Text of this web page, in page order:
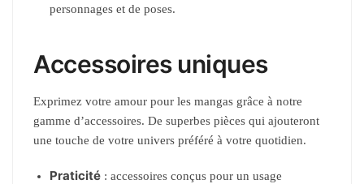
personnages et de poses.
Accessoires uniques
Exprimez votre amour pour les mangas grâce à notre
gamme d’accessoires. De superbes pièces qui ajouteront
une touche de votre univers préféré à votre quotidien.
Praticité : accessoires conçus pour un usage